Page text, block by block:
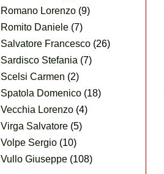
Romano Lorenzo (9)
Romito Daniele (7)
Salvatore Francesco (26)
Sardisco Stefania (7)
Scelsi Carmen (2)
Spatola Domenico (18)
Vecchia Lorenzo (4)
Virga Salvatore (5)
Volpe Sergio (10)
Vullo Giuseppe (108)